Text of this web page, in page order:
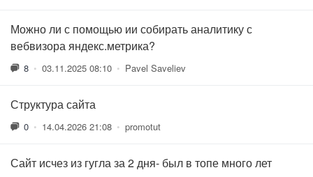
Можно ли с помощью ии собирать аналитику с
вебвизора яндекс.метрика?
8 • 03.11.2025 08:10 • Pavel Saveliev
Структура сайта
0 • 14.04.2026 21:08 • promotut
Сайт исчез из гугла за 2 дня- был в топе много лет